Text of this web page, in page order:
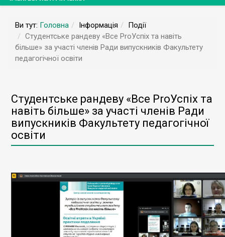
Ви тут: Головна Інформація
Події
Студентське рандеву «Все ProУспіх та навіть
більше» за участі членів Ради випускників Факультету
педагогічної освіти
Студентське рандеву «Все ProУспіх та
навіть більше» за участі членів Ради
випускників Факультету педагогічної
освіти